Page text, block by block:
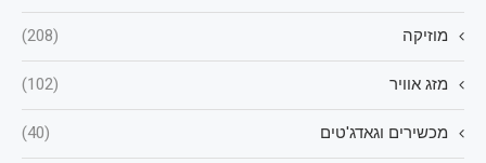
מוזיקה (208)
מזג אוויר (102)
מכשירים וגאדג'טים (40)